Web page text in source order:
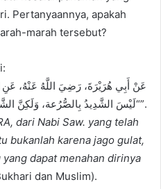
Pertanyaannya, apakah
marah tersebut?
عَنْ أَبِي هُرَيْرَةَ، رَضِيَ اللَّهُ عَنْهُ،
“لَيْسَ الشَّدِيدُ بِالصُّرُعة، وَلَكِنَّ الشَّدِيدَ الَّذِي يَمْلِكُ نَفْسَهُ عِنْدَ الْغَضَبِ”.
dari Nabi Saw. yang telah
bukanlah karena jago gulat,
dapat menahan dirinya
dan Muslim).